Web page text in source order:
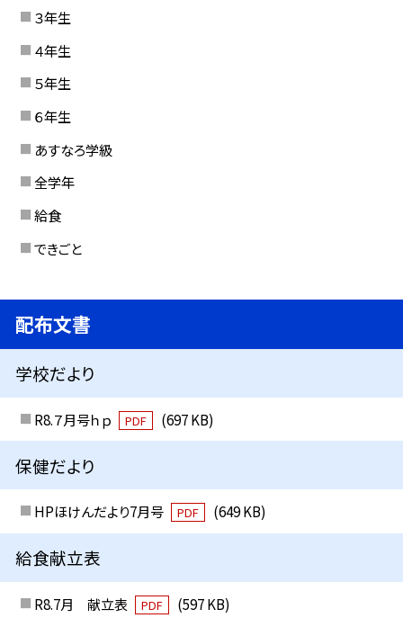
３年生
４年生
５年生
６年生
あすなろ学級
全学年
給食
できごと
配布文書
学校だより
R8.７月号ｈｐ PDF (697 KB)
保健だより
HPほけんだより7月号 PDF (649 KB)
給食献立表
R8.7月 献立表 PDF
(597 KB)